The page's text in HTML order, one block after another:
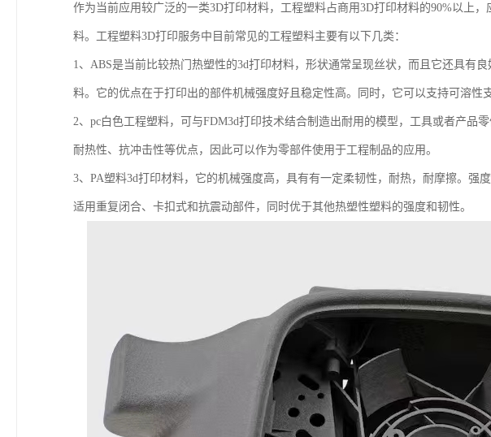
作为当前应用较广泛的一类3D打印材料，工程塑料占商用3D打印材料的90%以上
料。工程塑料3D打印服务中目前常见的工程塑料主要有以下几类：
1、ABS是当前比较热门热塑性的3d打印材料，形状通常呈现丝状，而且它还具有
料。它的优点在于打印出的部件机械强度好且稳定性高。同时，它可以支持可溶性
2、pc白色工程塑料，可与FDM3d打印技术结合制造出耐用的模型，工具或者产品
耐热性、抗冲击性等优点，因此可以作为零部件使用于工程制品的应用。
3、PA塑料3d打印材料，它的机械强度高，具有有一定柔韧性，耐热，耐摩擦。强
适用重复闭合、卡扣式和抗震动部件，同时优于其他热塑性塑料的强度和韧性。